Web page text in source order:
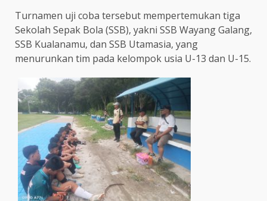
Turnamen uji coba tersebut mempertemukan tiga
Sekolah Sepak Bola (SSB), yakni SSB Wayang Galang,
SSB Kualanamu, dan SSB Utamasia, yang
menurunkan tim pada kelompok usia U-13 dan U-15.